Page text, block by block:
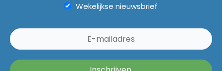
Wekelijkse nieuwsbrief